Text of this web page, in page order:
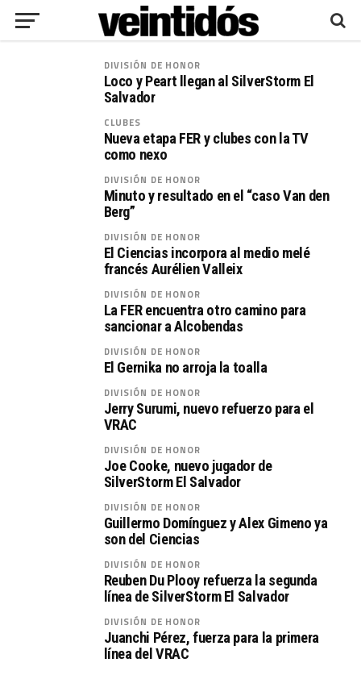
DIVISIÓN DE HONOR
Loco y Peart llegan al SilverStorm El
Salvador
CLUBES
Nueva etapa FER y clubes con la TV
como nexo
DIVISIÓN DE HONOR
Minuto y resultado en el “caso Van den
Berg”
DIVISIÓN DE HONOR
El Ciencias incorpora al medio melé
francés Aurélien Valleix
DIVISIÓN DE HONOR
La FER encuentra otro camino para
sancionar a Alcobendas
DIVISIÓN DE HONOR
El Gernika no arroja la toalla
DIVISIÓN DE HONOR
Jerry Surumi, nuevo refuerzo para el
VRAC
DIVISIÓN DE HONOR
Joe Cooke, nuevo jugador de
SilverStorm El Salvador
DIVISIÓN DE HONOR
Guillermo Domínguez y Alex Gimeno ya
son del Ciencias
DIVISIÓN DE HONOR
Reuben Du Plooy refuerza la segunda
línea de SilverStorm El Salvador
DIVISIÓN DE HONOR
Juanchi Pérez, fuerza para la primera
línea del VRAC